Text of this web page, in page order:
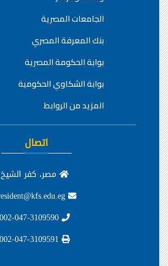
الجامعات المصرية
بنك المعرفة المصري
بوابة الحكومة المصرية
بوابة الشكاوي الحكومية
المزيد من الروابط
اتصال
مصر، كفر الشيخ